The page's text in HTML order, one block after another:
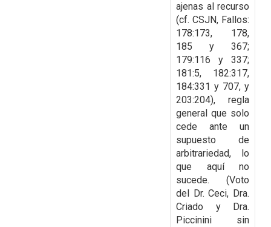
ajenas al recurso
(cf. CSJN, Fallos:
178:173, 178,
185 y 367;
179:116 y 337;
181:5, 182:317,
184:331 y 707, y
203:204), regla
general que solo
cede ante un
supuesto de
arbitrariedad, lo
que aquí no
sucede. (Voto
del Dr. Ceci, Dra.
Criado y Dra.
Piccinini sin